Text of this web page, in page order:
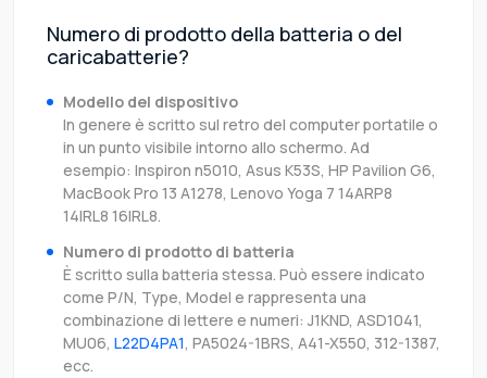
Numero di prodotto della batteria o del
caricabatterie?
Modello del dispositivo
In genere è scritto sul retro del computer portatile o
in un punto visibile intorno allo schermo. Ad
esempio: Inspiron n5010, Asus K53S, HP Pavilion G6,
MacBook Pro 13 A1278, Lenovo Yoga 7 14ARP8
14IRL8 16IRL8.
Numero di prodotto di batteria
È scritto sulla batteria stessa. Può essere indicato
come P/N, Type, Model e rappresenta una
combinazione di lettere e numeri: J1KND, ASD1041,
MU06, L22D4PA1, PA5024-1BRS, A41-X550, 312-1387,
ecc.